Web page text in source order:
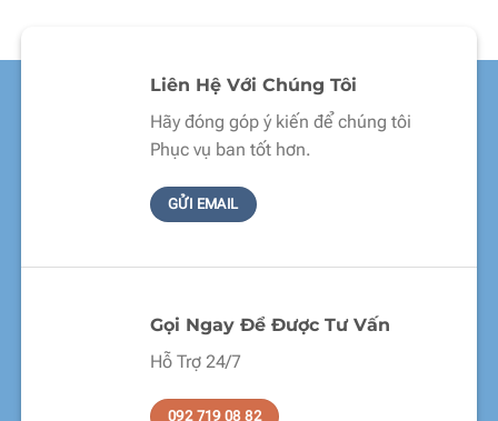
Liên Hệ Với Chúng Tôi
Hãy đóng góp ý kiến để chúng tôi
Phục vụ ban tốt hơn.
GỬI EMAIL
Gọi Ngay Để Được Tư Vấn
Hỗ Trợ 24/7
092 719 08 82